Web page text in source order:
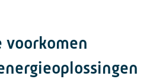
voorkomen